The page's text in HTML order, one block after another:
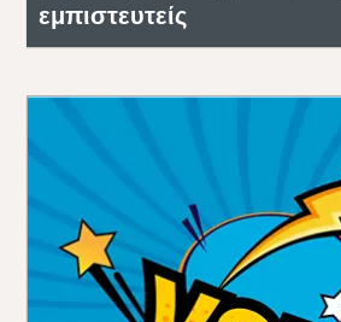
εμπιστευτείς